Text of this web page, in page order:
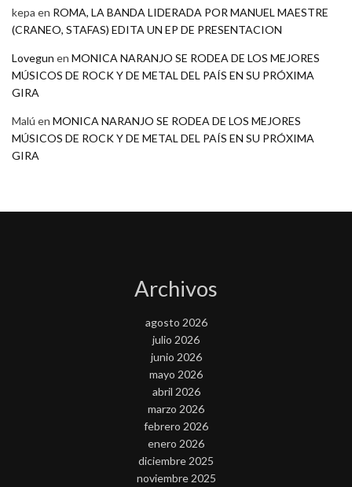
kepa en ROMA, LA BANDA LIDERADA POR MANUEL MAESTRE
(CRANEO, STAFAS) EDITA UN EP DE PRESENTACION
Lovegun en MONICA NARANJO SE RODEA DE LOS MEJORES
MÚSICOS DE ROCK Y DE METAL DEL PAÍS EN SU PRÓXIMA
GIRA
Malú en MONICA NARANJO SE RODEA DE LOS MEJORES
MÚSICOS DE ROCK Y DE METAL DEL PAÍS EN SU PRÓXIMA
GIRA
Archivos
agosto 2026
julio 2026
junio 2026
mayo 2026
abril 2026
marzo 2026
febrero 2026
enero 2026
diciembre 2025
noviembre 2025